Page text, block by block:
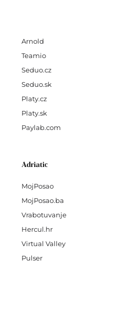
Arnold
Teamio
Seduo.cz
Seduo.sk
Platy.cz
Platy.sk
Paylab.com
Adriatic
MojPosao
MojPosao.ba
Vrabotuvanje
Hercul.hr
Virtual Valley
Pulser